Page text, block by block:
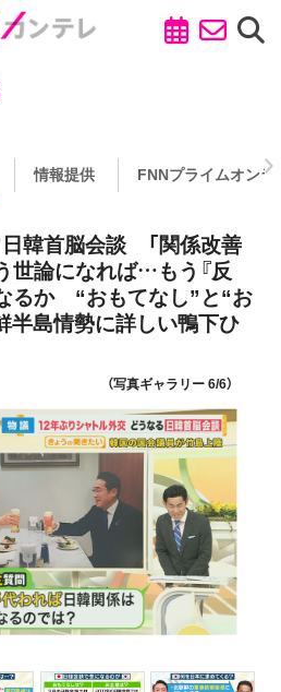
情報提供 FNNプライムオンラ
韓首脳会談 「関係改善
世論になれば…もう『反
るか “おもてなし”と“お
島情勢に詳しい鴨下ひ
（写真ギャラリー 6/6）